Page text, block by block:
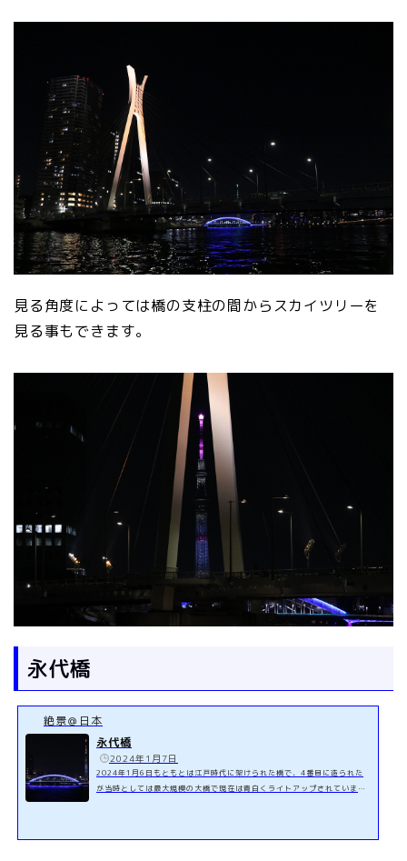
見る角度によっては橋の支柱の間からスカイツリーを
見る事もできます。
永代橋
絶景＠日本
永代橋
2024年1月7日
2024年1月6日もともとは江戸時代に架けられた橋で、4番目に造られた
が当時としては最大規模の大橋で現在は青白くライトアップされていま